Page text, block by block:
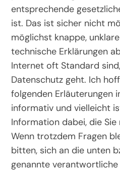
entsprechende
ist. Das ist sicher nicht
möglichst knappe,
technische Erklärungen
Internet oft Standard
Datenschutz geht. Ich
folgenden Erläuterungen
informativ und vielleicht
Information dabei, die
Wenn trotzdem Fragen
bitten, sich an die unten
genannte verantwortliche